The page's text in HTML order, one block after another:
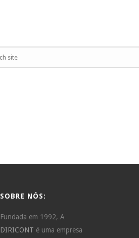
SOBRE NÓS:
Fundada em 1992, A
DIRICONT é uma empresa